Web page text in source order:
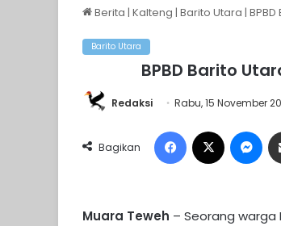
Berita | Kalteng | Barito Utara |
Barito Utara
BPBD Barito
Redaksi Rabu, 15 November
Bagikan
Facebook
Muara Teweh – Seorang